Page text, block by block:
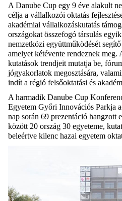
A Danube Cup egy 9 éve alakult
célja a vállalkozói oktatás
akadémiai vállalkozáskutatás
országokat összefogó társulás
nemzetközi együttműködését
amelyet kétévente rendeznek
kutatások trendjeit mutatja be,
jógyakorlatok megosztására,
indít a régió felsőoktatási és
A harmadik Danube Cup
Egyetem Győri Innovációs Parkja
nap során 69 prezentáció hangzott
között 20 ország 30 egyeteme,
beleértve kilenc hazai egyetem